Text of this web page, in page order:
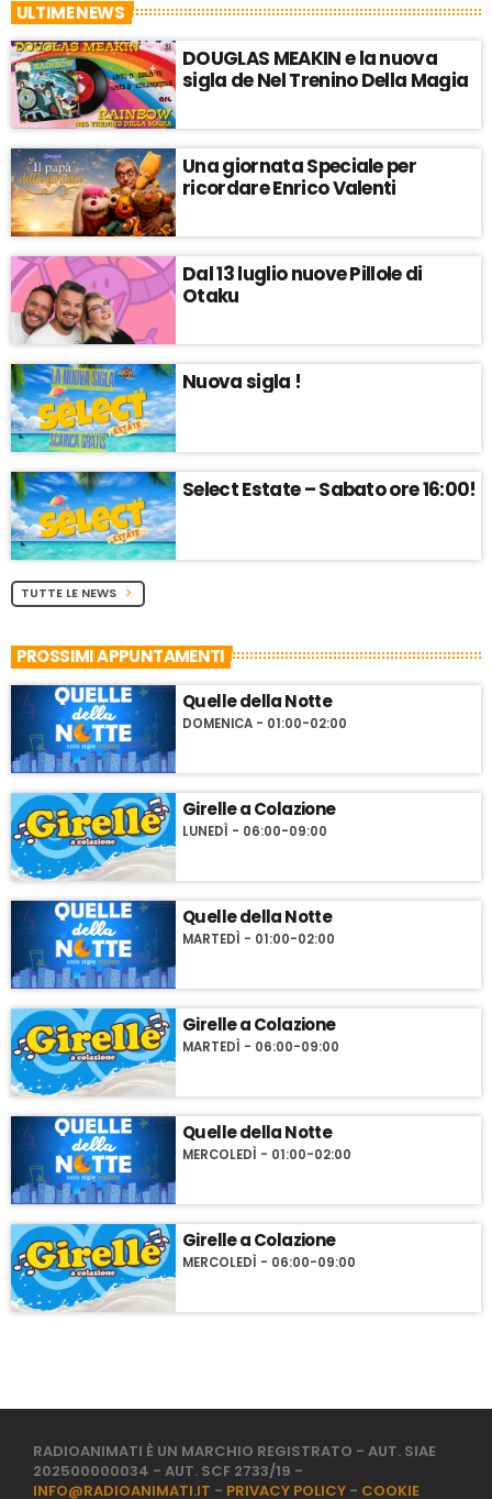
ULTIME NEWS
DOUGLAS MEAKIN e la nuova
sigla de Nel Trenino Della Magia
Una giornata Speciale per
ricordare Enrico Valenti
Dal 13 luglio nuove Pillole di
Otaku
Nuova sigla !
Select Estate – Sabato ore 16:00!
TUTTE LE NEWS chevron_right
PROSSIMI APPUNTAMENTI
Quelle della Notte
DOMENICA - 01:00-02:00
Girelle a Colazione
LUNEDÌ - 06:00-09:00
Quelle della Notte
MARTEDÌ - 01:00-02:00
Girelle a Colazione
MARTEDÌ - 06:00-09:00
Quelle della Notte
MERCOLEDÌ - 01:00-02:00
Girelle a Colazione
MERCOLEDÌ - 06:00-09:00
RADIOANIMATI È UN MARCHIO REGISTRATO - AUT. SIAE
202500000034 - AUT. SCF 2733/19 -
INFO@RADIOANIMATI.IT - PRIVACY POLICY - COOKIE